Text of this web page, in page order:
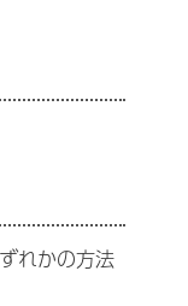
れかの方法